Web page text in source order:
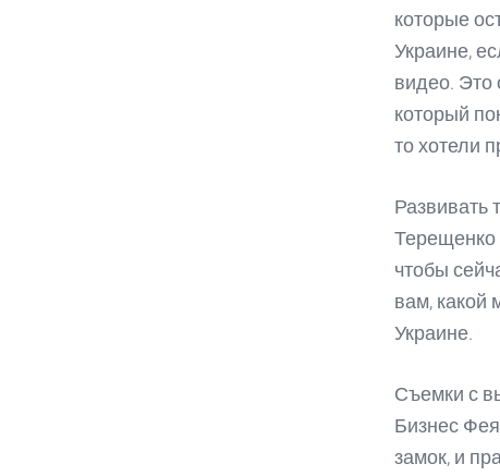
которые
Украине,
видео. Это
который
то хотели
Развивать
Терещенко
чтобы
вам, какой
Украине.
Съемки с
Бизнес
замок, и